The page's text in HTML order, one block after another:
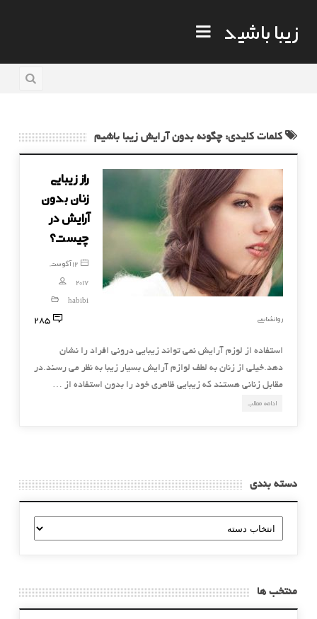
زیبا باشید
کلمات کلیدی: چگونه بدون آرایش زیبا باشیم
راز زیبایی
زنان بدون
آرایش در
چیست؟
12 آگوست,
2017
habibi
روانشناسی
285
استفاده از لوزم آرایش نمی تواند زیبایی درونی افراد را نشان
دهد.خیلی از زنان به لطف لوازم آرایش بسیار زیبا به نظر می رسند.در
مقابل زنانی هستند که زیبایی ظاهری خود را بدون استفاده از …
ادامه مطلب
دسته بندی
دسته
بندی
منتخب ها